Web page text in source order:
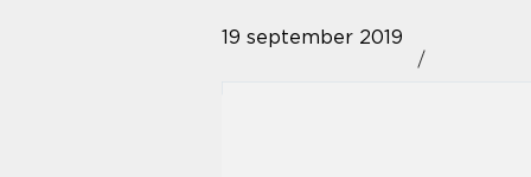
19 september 2019